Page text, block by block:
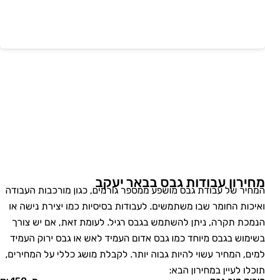
עבודות גבס בבאר יעקב
של עבודת גבס מושפע ממספר גורמים, כגון מורכבות העבודה
החומר שבו משתמשים. לעבודות בסיסיות כמו יצירת נישה או
תקרה, ניתן להשתמש בגבס רגיל. לעומת זאת, אם יש צורך
בגבס מיוחד כמו גבס אדום העמיד לאש או גבס ירוק העמיד
המחיר עשוי להיות גבוה יותר. לקבלת מושג כללי על המחירים,
לעיין במחירון הבא: